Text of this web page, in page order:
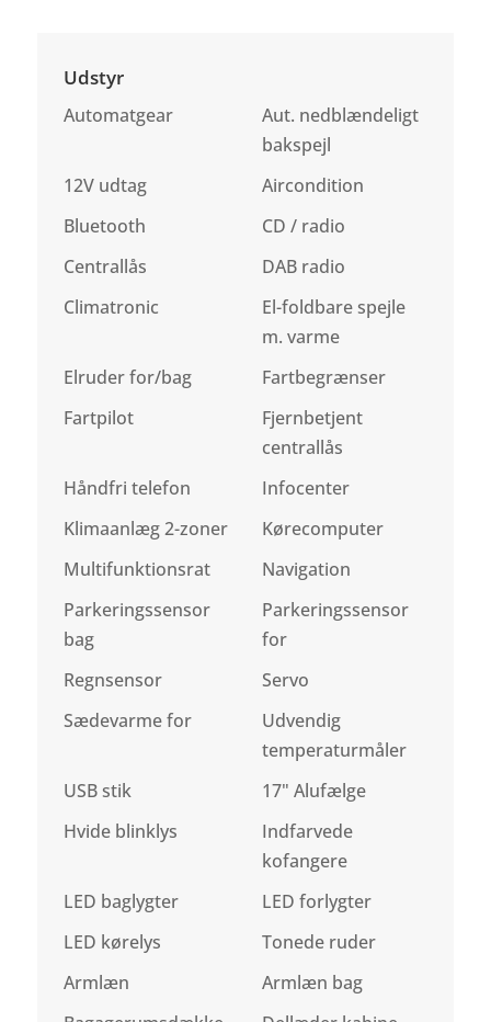
Udstyr
Automatgear
Aut. nedblændeligt
bakspejl
12V udtag
Aircondition
Bluetooth
CD / radio
Centrallås
DAB radio
Climatronic
El-foldbare spejle
m. varme
Elruder for/bag
Fartbegrænser
Fartpilot
Fjernbetjent
centrallås
Håndfri telefon
Infocenter
Klimaanlæg 2-zoner
Kørecomputer
Multifunktionsrat
Navigation
Parkeringssensor
bag
Parkeringssensor
for
Regnsensor
Servo
Sædevarme for
Udvendig
temperaturmåler
USB stik
17" Alufælge
Hvide blinklys
Indfarvede
kofangere
LED baglygter
LED forlygter
LED kørelys
Tonede ruder
Armlæn
Armlæn bag